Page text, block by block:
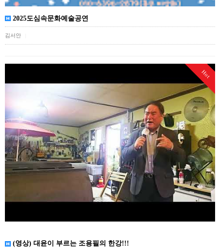
2025도심속문화예술공연
김서안
Hot
(영상) 대윤이 부르는 조용필의 한강!!!